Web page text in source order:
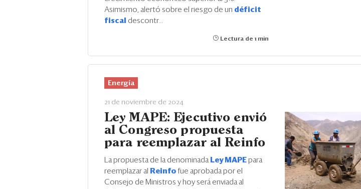
Asimismo, alertó sobre el riesgo de un déficit
fiscal descontr...
Lectura de 1 min
Energía
21 de noviembre de 2024
Ley MAPE: Ejecutivo envió
al Congreso propuesta
para reemplazar al Reinfo
La propuesta de la denominada Ley MAPE para
reemplazar al Reinfo fue aprobada por el
Consejo de Ministros y hoy será enviada al